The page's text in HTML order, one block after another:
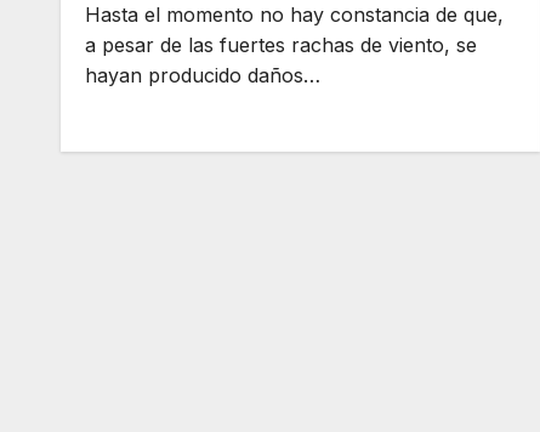
Hasta el momento no hay constancia de que,
a pesar de las fuertes rachas de viento, se
hayan producido daños…